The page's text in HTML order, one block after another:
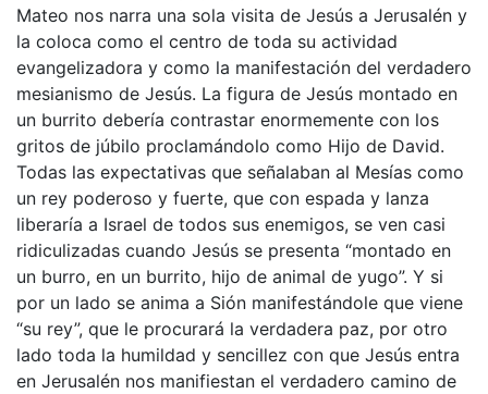
Mateo nos narra una sola visita de Jesús a Jerusalén y
la coloca como el centro de toda su actividad
evangelizadora y como la manifestación del verdadero
mesianismo de Jesús. La figura de Jesús montado en
un burrito debería contrastar enormemente con los
gritos de júbilo proclamándolo como Hijo de David.
Todas las expectativas que señalaban al Mesías como
un rey poderoso y fuerte, que con espada y lanza
liberaría a Israel de todos sus enemigos, se ven casi
ridiculizadas cuando Jesús se presenta “montado en
un burro, en un burrito, hijo de animal de yugo”. Y si
por un lado se anima a Sión manifestándole que viene
“su rey”, que le procurará la verdadera paz, por otro
lado toda la humildad y sencillez con que Jesús entra
en Jerusalén nos manifiestan el verdadero camino de